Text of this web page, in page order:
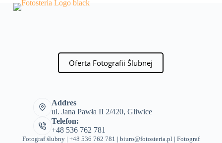
Oferta Fotografii Ślubnej
Addres
ul. Jana Pawła II 2/420, Gliwice
Telefon:
+48 536 762 781
Fotograf ślubny | +48 536 762 781 | biuro@fotosteria.pl | Fotograf